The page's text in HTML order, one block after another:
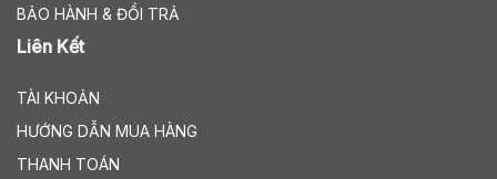
BẢO HÀNH & ĐỔI TRẢ
Liên Kết
TÀI KHOẢN
HƯỚNG DẪN MUA HÀNG
THANH TOÁN